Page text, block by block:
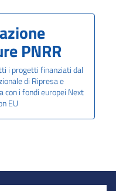
PNRR
i progetti finanziati dal
di Ripresa e
con i fondi europei Next
EU